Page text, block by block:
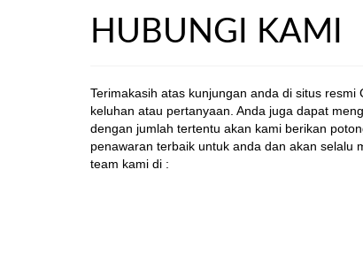
HUBUNGI KAMI
Terimakasih atas kunjungan anda di situs resmi
keluhan atau pertanyaan. Anda juga dapat
dengan jumlah tertentu akan kami berikan
penawaran terbaik untuk anda dan akan selalu
team kami di :